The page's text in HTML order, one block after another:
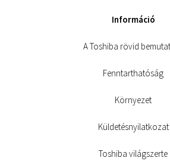
Információ
A Toshiba rövid
Fenntarthatóság
Környezet
Küldetésnyilatkozat
Toshiba világszerte